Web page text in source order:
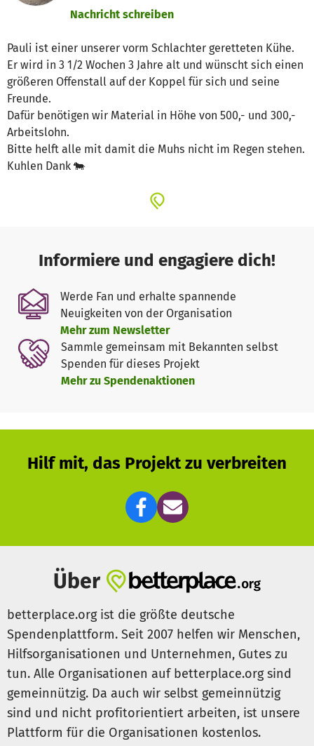
Nachricht schreiben
Pauli ist einer unserer vorm Schlachter geretteten Kühe.
Er wird in 3 1/2 Wochen 3 Jahre alt und wünscht sich einen
größeren Offenstall auf der Koppel für sich und seine
Freunde.
Dafür benötigen wir Material in Höhe von 500,- und 300,-
Arbeitslohn.
Bitte helft alle mit damit die Muhs nicht im Regen stehen.
Kuhlen Dank 🐄
Informiere und engagiere dich!
Werde Fan und erhalte spannende
Neuigkeiten von der Organisation
Mehr zum Newsletter
Sammle gemeinsam mit Bekannten selbst
Spenden für dieses Projekt
Mehr zu Spendenaktionen
Hilf mit, das Projekt zu verbreiten
Über
betterplace.org ist die größte deutsche
Spendenplattform. Seit 2007 helfen wir Menschen,
Hilfsorganisationen und Unternehmen, Gutes zu
tun. Alle Organisationen auf betterplace.org sind
gemeinnützig. Da auch wir selbst gemeinnützig
sind und nicht profitorientiert arbeiten, ist unsere
Plattform für die Organisationen kostenlos.